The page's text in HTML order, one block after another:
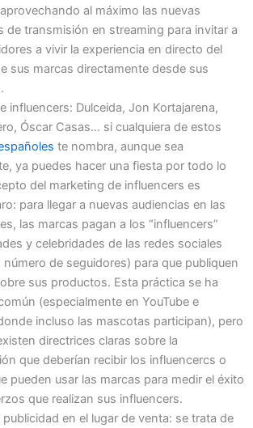
al máximo las nuevas
de transmisión en streaming para invitar a
a vivir la experiencia en directo del
sus marcas directamente desde sus
influencers: Dulceida, Jon Kortajarena,
Óscar Casas… si cualquiera de estos
te nombra, aunque sea
ya puedes hacer una fiesta por todo lo
del marketing de influencers es
para llegar a nuevas audiencias en las
las marcas pagan a los “influencers”
y celebridades de las redes sociales
de seguidores) para que publiquen
sus productos. Esta práctica se ha
(especialmente en YouTube e
incluso las mascotas participan), pero
directrices claras sobre la
que deberían recibir los influencercs o
pueden usar las marcas para medir el éxito
que realizan sus influencers.
publicidad en el lugar de venta: se trata de